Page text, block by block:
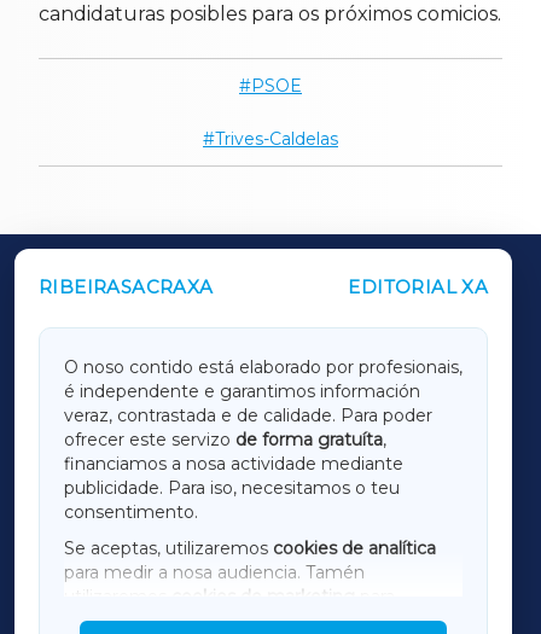
candidaturas posibles para os próximos comicios.
PSOE
Trives-Caldelas
RIBEIRASACRAXA EDITORIAL XA
O noso contido está elaborado por profesionais,
é independente e garantimos información
veraz, contrastada e de calidade. Para poder
ofrecer este servizo de forma gratuíta,
financiamos a nosa actividade mediante
publicidade. Para iso, necesitamos o teu
consentimento.
Se aceptas, utilizaremos cookies de analítica
para medir a nosa audiencia. Tamén
utilizaremos
cookies de marketing
mostrar publicidade de terceiros.
OUTROS PERIÓDICOS
LUGOXA
TERRACHAXA
AMARIÑAXA